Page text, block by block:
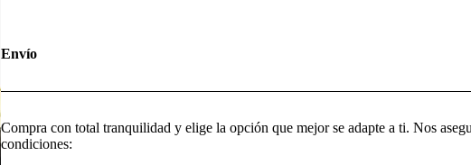
Envío
Compra con total tranquilidad y elige la opción que mejor se adapte a ti. Nos
condiciones: